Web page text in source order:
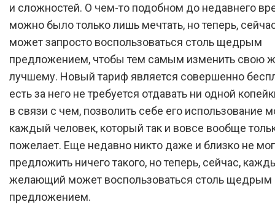
и сложностей. О чем-то подобном до недавнего
можно было только лишь мечтать, но теперь,
может запросто воспользоваться столь щедрым
предложением, чтобы тем самым изменить свою
лучшему. Новый тариф является совершенно
есть за него не требуется отдавать ни одной
в связи с чем, позволить себе его использование
каждый человек, который так и вовсе вообще
пожелает. Еще недавно никто даже и близко не мог
предложить ничего такого, но теперь, сейчас,
желающий может воспользоваться столь щедрым
предложением.